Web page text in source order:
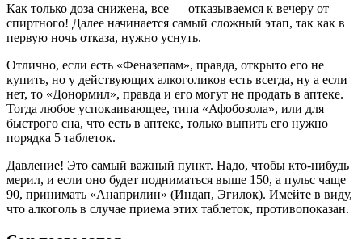
Как только доза снижена, все — отказываемся к вечеру от
спиртного! Далее начинается самый сложный этап, так как в
первую ночь отказа, нужно уснуть.
Отлично, если есть «Феназепам», правда, открыто его не
купить, но у действующих алкоголиков есть всегда, ну а если
нет, то «Донормил», правда и его могут не продать в аптеке.
Тогда любое успокаивающее, типа «Афобозола», или для
быстрого сна, что есть в аптеке, только выпить его нужно
порядка 5 таблеток.
Давление! Это самый важный пункт. Надо, чтобы кто-нибудь
мерил, и если оно будет подниматься выше 150, а пульс чаще
90, принимать «Анаприлин» (Индап, Эгилок). Имейте в виду,
что алкоголь в случае приема этих таблеток, противопоказан.